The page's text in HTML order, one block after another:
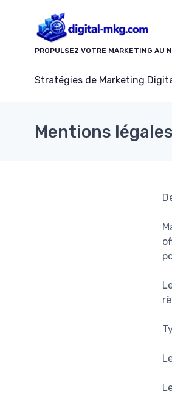
PROPULSEZ VOTRE MARKETING AU
Stratégies de Marketing
Mentions légales